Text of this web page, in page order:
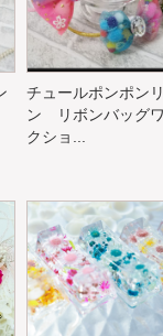
チュールポンポン
ン リボンバッグ
クショ...